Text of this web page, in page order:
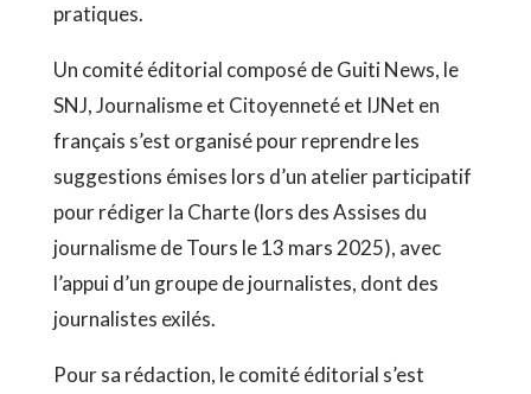
pratiques.
Un comité éditorial composé de Guiti News, le
SNJ, Journalisme et Citoyenneté et IJNet en
français s’est organisé pour reprendre les
suggestions émises lors d’un atelier participatif
pour rédiger la Charte (lors des Assises du
journalisme de Tours le 13 mars 2025), avec
l’appui d’un groupe de journalistes, dont des
journalistes exilés.
Pour sa rédaction, le comité éditorial s’est